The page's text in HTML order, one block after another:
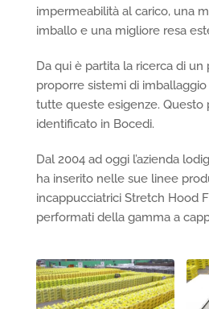
impermeabilità al carico, una
imballo e una migliore resa
Da qui è partita la ricerca di
proporre sistemi di
tutte queste esigenze. Questo
identificato in Bocedi.
Dal 2004 ad oggi l’azienda
ha inserito nelle sue linee
incappucciatrici Stretch Hood
performati della gamma a